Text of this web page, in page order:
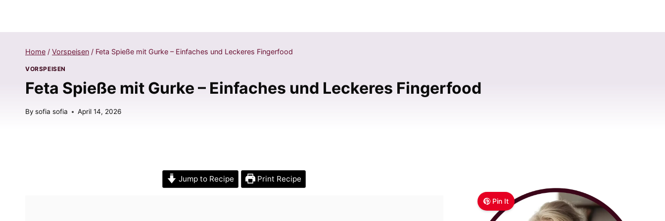
Home / Vorspeisen / Feta Spieße mit Gurke – Einfaches und Leckeres Fingerfood
VORSPEISEN
Feta Spieße mit Gurke – Einfaches und Leckeres Fingerfood
By sofia sofia April 14, 2026
Jump to Recipe Print Recipe
Pin It